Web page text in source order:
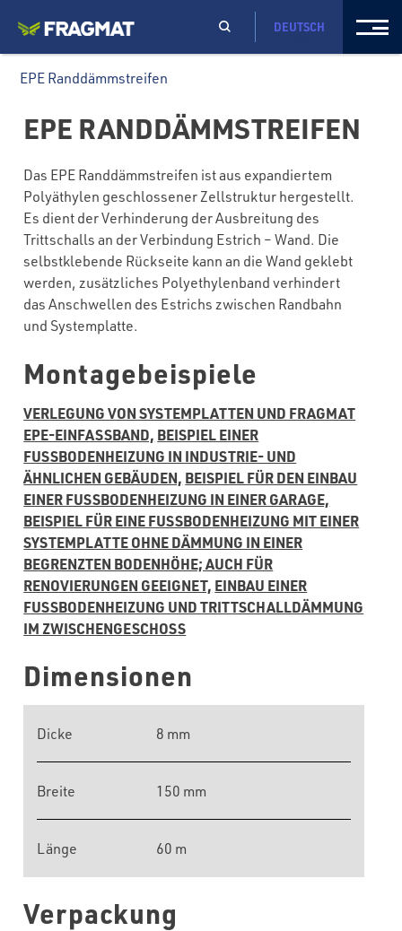
DEUTSCH
EPE Randdämmstreifen
EPE RANDDÄMMSTREIFEN
Das EPE Randdämmstreifen ist aus expandiertem
Polyäthylen geschlossener Zellstruktur hergestellt.
Es dient der Verhinderung der Ausbreitung des
Trittschalls an der Verbindung Estrich – Wand. Die
selbstklebende Rückseite kann an die Wand geklebt
werden, zusätzliches Polyethylenband verhindert
das Anschwellen des Estrichs zwischen Randbahn
und Systemplatte.
Montagebeispiele
VERLEGUNG VON SYSTEMPLATTEN UND FRAGMAT
EPE-EINFASSBAND, BEISPIEL EINER
FUSSBODENHEIZUNG IN INDUSTRIE- UND
ÄHNLICHEN GEBÄUDEN, BEISPIEL FÜR DEN EINBAU
EINER FUSSBODENHEIZUNG IN EINER GARAGE,
BEISPIEL FÜR EINE FUSSBODENHEIZUNG MIT EINER
SYSTEMPLATTE OHNE DÄMMUNG IN EINER
BEGRENZTEN BODENHÖHE; AUCH FÜR
RENOVIERUNGEN GEEIGNET, EINBAU EINER
FUSSBODENHEIZUNG UND TRITTSCHALLDÄMMUNG
IM ZWISCHENGESCHOSS
Dimensionen
Dicke 8 mm
Breite 150 mm
Länge 60 m
Verpackung